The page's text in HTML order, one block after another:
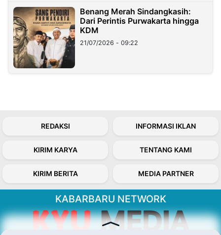
Benang Merah Sindangkasih:
Dari Perintis Purwakarta hingga
KDM
21/07/2026 - 09:22
REDAKSI INFORMASI IKLAN
KIRIM KARYA TENTANG KAMI
KIRIM BERITA MEDIA PARTNER
KABARBARU NETWORK